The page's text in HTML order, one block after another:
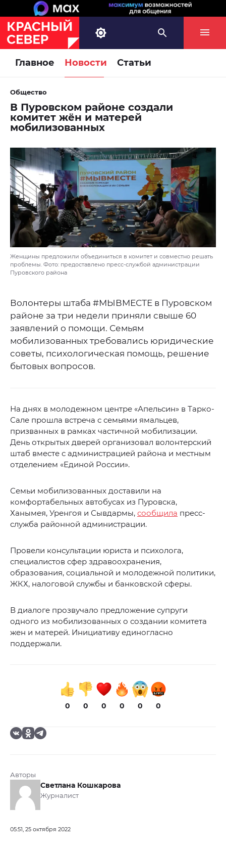
Главное Новости Статьи
Общество
В Пуровском районе создали
комитет жён и матерей
мобилизованных
Женщины предложили объединиться в комитет и совместно решать
проблемы. Фото: предоставлено пресс-службой администрации
Пуровского района
Волонтеры штаба #МЫВМЕСТЕ в Пуровском
районе за три недели приняли свыше 60
заявлений о помощи. Семьям
мобилизованных требовались юридические
советы, психологическая помощь, решение
бытовых вопросов.
На днях в молодежном центре «Апельсин» в Тарко-
Сале прошла встреча с семьями ямальцев,
призванных в рамках частичной мобилизации.
День открытых дверей организовал волонтерский
штаб вместе с администрацией района и местным
отделением «Единой России».
Семьи мобилизованных доставили на
комфортабельных автобусах из Пуровска,
Ханымея, Уренгоя и Сывдармы, сообщила пресс-
служба районной администрации.
Провели консультации юриста и психолога,
специалистов сфер здравоохранения,
образования, социальной и молодежной политики,
ЖКХ, налоговой службы и банковской сферы.
В диалоге прозвучало предложение супруги
одного из мобилизованных о создании комитета
жен и матерей. Инициативу единогласно
поддержали.
0 0 0 0 0 0
Авторы
Светлана Кошкарова
Журналист
05:51, 25 октября 2022